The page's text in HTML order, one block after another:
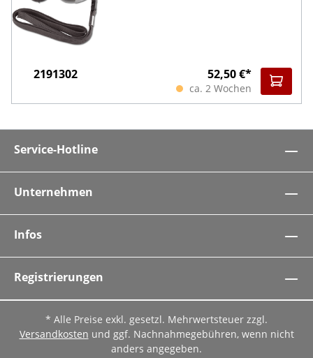
2191302 52,50 €*
ca. 2 Wochen
Service-Hotline
Unternehmen
Infos
Registrierungen
* Alle Preise exkl. gesetzl. Mehrwertsteuer zzgl.
Versandkosten und ggf. Nachnahmegebühren, wenn nicht
anders angegeben.